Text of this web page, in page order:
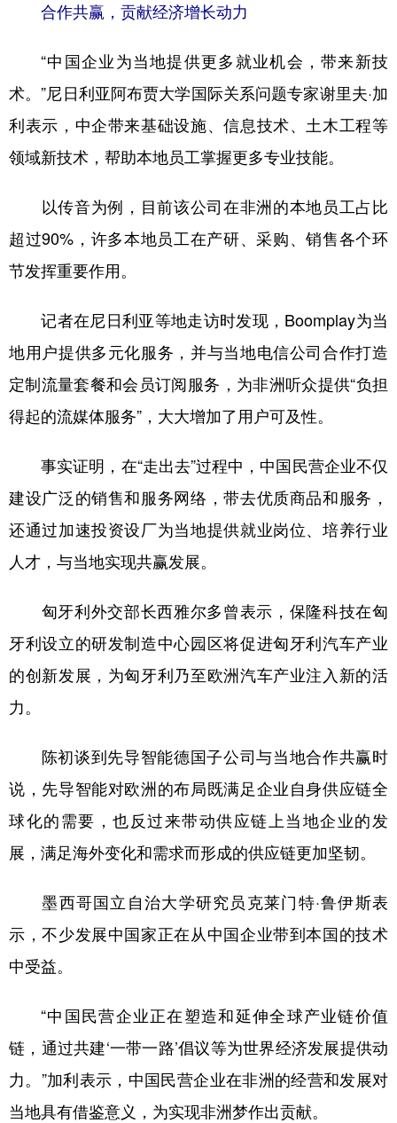
合作共赢，贡献经济增长动力
“中国企业为当地提供更多就业机会，带来新技
术。”尼日利亚阿布贾大学国际关系问题专家谢里夫·加
利表示，中企带来基础设施、信息技术、土木工程等
领域新技术，帮助本地员工掌握更多专业技能。
以传音为例，目前该公司在非洲的本地员工占比
超过90%，许多本地员工在产研、采购、销售各个环
节发挥重要作用。
记者在尼日利亚等地走访时发现，Boomplay为当
地用户提供多元化服务，并与当地电信公司合作打造
定制流量套餐和会员订阅服务，为非洲听众提供“负担
得起的流媒体服务”，大大增加了用户可及性。
事实证明，在“走出去”过程中，中国民营企业不仅
建设广泛的销售和服务网络，带去优质商品和服务，
还通过加速投资设厂为当地提供就业岗位、培养行业
人才，与当地实现共赢发展。
匈牙利外交部长西雅尔多曾表示，保隆科技在匈
牙利设立的研发制造中心园区将促进匈牙利汽车产业
的创新发展，为匈牙利乃至欧洲汽车产业注入新的活
力。
陈初谈到先导智能德国子公司与当地合作共赢时
说，先导智能对欧洲的布局既满足企业自身供应链全
球化的需要，也反过来带动供应链上当地企业的发
展，满足海外变化和需求而形成的供应链更加坚韧。
墨西哥国立自治大学研究员克莱门特·鲁伊斯表
示，不少发展中国家正在从中国企业带到本国的技术
中受益。
“中国民营企业正在塑造和延伸全球产业链价值
链，通过共建‘一带一路’倡议等为世界经济发展提供动
力。”加利表示，中国民营企业在非洲的经营和发展对
当地具有借鉴意义，为实现非洲梦作出贡献。